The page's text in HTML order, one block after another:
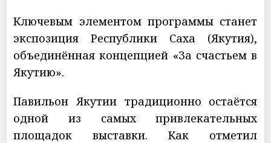
Ключевым элементом программы станет
экспозиция Республики Саха (Якутия),
объединённая концепцией «За счастьем в
Якутию».
Павильон Якутии традиционно остаётся
одной из самых привлекательных
площадок выставки. Как отметил